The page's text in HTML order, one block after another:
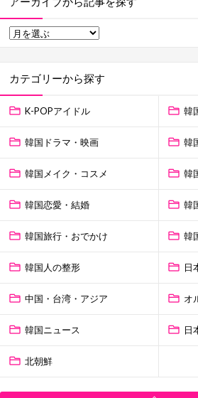
カテゴリーから探す
K-POPアイドル 韓
韓国ドラマ・映画 韓
韓国メイク・コスメ 韓
韓国恋愛・結婚 韓
韓国旅行・おでかけ 韓
韓国人の整形 日
中国・台湾・アジア オ
韓国ニュース 日
北朝鮮